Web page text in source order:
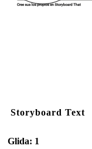
Storyboard Text
Glida: 1